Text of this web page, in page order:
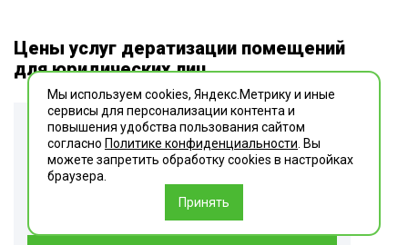
Цены услуг дератизации помещений
для юридических лиц
до 100 м²
Дератизация (уничтожение грызунов)
9 380 ₽
Мы используем cookies, Яндекс.Метрику и иные
сервисы для персонализации контента и
повышения удобства пользования сайтом
согласно Политике конфиденциальности . Вы
можете запретить обработку сookies в настройках
браузера.
Принять